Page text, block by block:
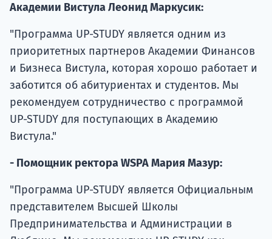
Академии Вистула Леонид Маркусик:
"Программа UP-STUDY является одним из
приоритетных партнеров Академии Финансов
и Бизнеса Вистула, которая хорошо работает и
заботится об абитуриентах и ​​студентов. Мы
рекомендуем сотрудничество с программой
UP-STUDY для поступающих в Академию
Вистула."
- Помощник ректора WSPA Мария Мазур:
"Программа UP-STUDY является Официальным
представителем Высшей Школы
Предпринимательства и Администрации в